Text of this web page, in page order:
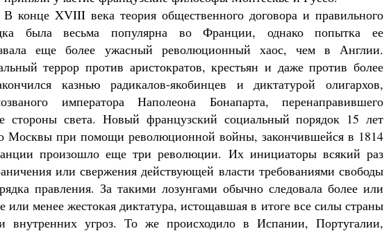
В конце XVIII века теория общественного договора и правильного
была весьма популярна во Франции, однако попытка ее
еще более ужасный революционный хаос, чем в Англии.
террор против аристократов, крестьян и даже против более
казнью радикалов-якобинцев и диктатурой олигархов,
императора Наполеона Бонапарта, перенаправившего
стороны света. Новый французский социальный порядок 15 лет
Москвы при помощи революционной войны, закончившейся в 1814
произошло еще три революции. Их инициаторы всякий раз
или свержения действующей власти требованиями свободы
правления. За такими лозунгами обычно следовала более или
или менее жестокая диктатура, истощавшая в итоге все силы страны
угроз. То же происходило в Испании, Португалии,
Кирилл Мурышев
Великомученик Георгий Победоносец. Научись у
святого
Роман Котов